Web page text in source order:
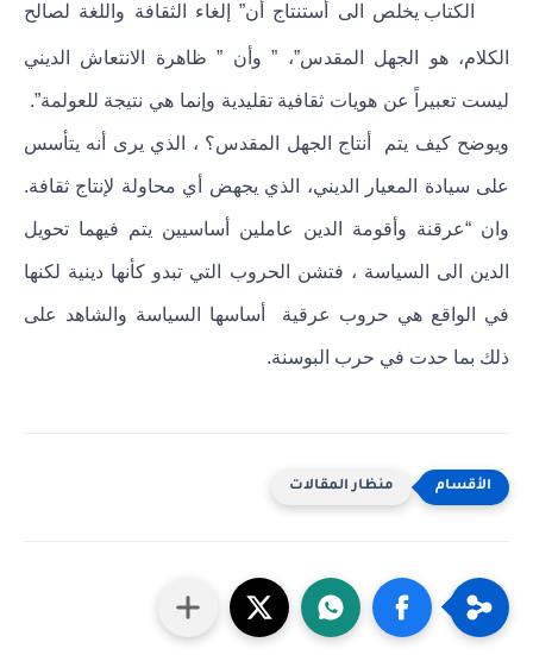
الكتاب يخلص الى أستنتاج أن” إلغاء الثقافة واللغة لصالح
الكلام، هو الجهل المقدس”، ” وأن ” ظاهرة الانتعاش الديني
ليست تعبيراً عن هويات ثقافية تقليدية وإنما هي نتيجة للعولمة”.
ويوضح كيف يتم أنتاج الجهل المقدس؟ ، الذي يرى أنه يتأسس
على سيادة المعيار الديني، الذي يجهض أي محاولة لإنتاج ثقافة.
وان “عرقنة وأقومة الدين عاملين أساسيين يتم فيهما تحويل
الدين الى السياسة ، فتشن الحروب التي تبدو كأنها دينية لكنها
في الواقع هي حروب عرقية أساسها السياسة والشاهد على
ذلك بما حدت في حرب البوسنة.
منظار المقالات